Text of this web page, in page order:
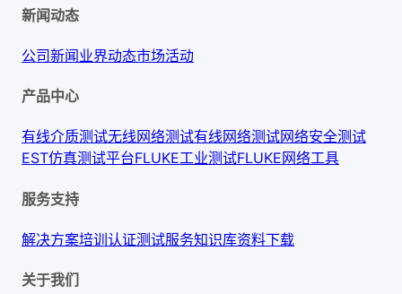
新闻动态
公司新闻业界动态市场活动
产品中心
有线介质测试无线网络测试有线网络测试网络安全测试
EST仿真测试平台FLUKE工业测试FLUKE网络工具
服务支持
解决方案培训认证测试服务知识库资料下载
关于我们